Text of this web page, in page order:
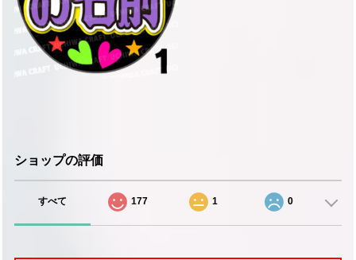
ショップの評価
すべて 177 1 0